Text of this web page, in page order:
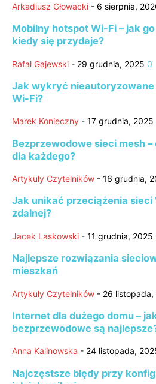
Arkadiusz Głowacki - 6 sierpnia,
Mobilny hotspot Wi-Fi – jak
kiedy się przydaje?
Rafał Gajewski - 29 grudnia, 2025 0
Jak wykryć
Wi-Fi?
Marek Konieczny - 17 grudnia, 2025
Bezprzewodowe sieci mesh
dla każdego?
Artykuły Czytelników - 16 grudnia,
Jak unikać przeciążenia
zdalnej?
Jacek Laskowski - 11 grudnia, 2025
Najlepsze rozwiązania
mieszkań
Artykuły Czytelników - 26 listopada,
Internet dla dużego domu –
bezprzewodowe są
Anna Kalinowska - 24 listopada,
Najczęstsze błędy przy